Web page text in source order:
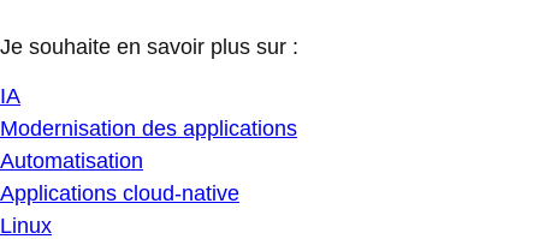
Je souhaite en savoir plus sur :
IA
Modernisation des applications
Automatisation
Applications cloud-native
Linux